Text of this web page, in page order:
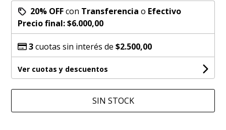
20% OFFcon Transferencia o Efectivo
Precio final:$6.000,00
3cuotas sin interés de$2.500,00
Ver cuotas y descuentos
SIN STOCK